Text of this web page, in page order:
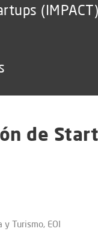
(IMPACT)
de
y Turismo, EOI